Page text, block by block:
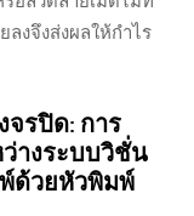
งจึงส่งผลให้กำไร
จรปิด: การ
างระบบวิชั่น
ด้วยหัวพิมพ์